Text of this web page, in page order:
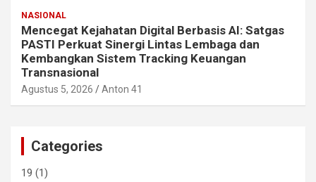
NASIONAL
Mencegat Kejahatan Digital Berbasis AI: Satgas
PASTI Perkuat Sinergi Lintas Lembaga dan
Kembangkan Sistem Tracking Keuangan
Transnasional
Agustus 5, 2026 Anton 41
Categories
19 (1)